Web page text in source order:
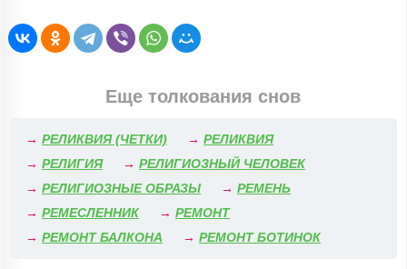
Еще толкования снов
→ РЕЛИКВИЯ (ЧЕТКИ) → РЕЛИКВИЯ
→ РЕЛИГИЯ → РЕЛИГИОЗНЫЙ ЧЕЛОВЕК
→ РЕЛИГИОЗНЫЕ ОБРАЗЫ → РЕМЕНЬ
→ РЕМЕСЛЕННИК → РЕМОНТ
→ РЕМОНТ БАЛКОНА → РЕМОНТ БОТИНОК